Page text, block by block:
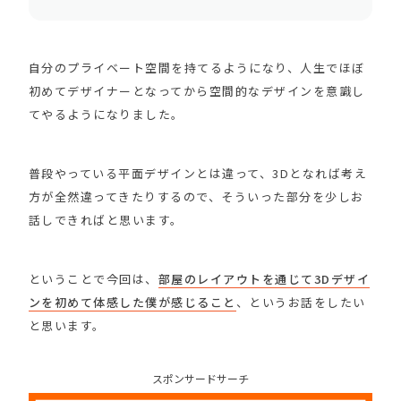
自分のプライベート空間を持てるようになり、人生でほぼ
初めてデザイナーとなってから空間的なデザインを意識し
てやるようになりました。
普段やっている平面デザインとは違って、3Dとなれば考え
方が全然違ってきたりするので、そういった部分を少しお
話しできればと思います。
ということで今回は、 部屋のレイアウトを通じて3Dデザイ
ンを初めて体感した僕が感じること 、というお話をしたい
と思います。
スポンサードサーチ